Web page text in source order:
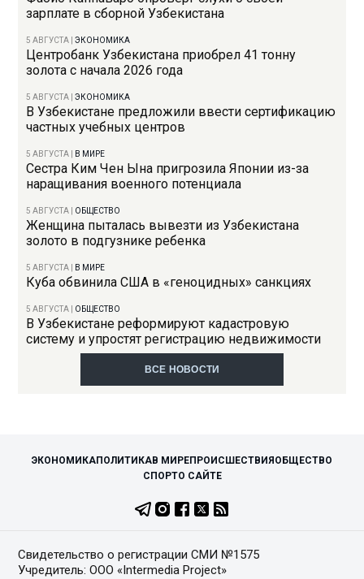
зарплате в сборной Узбекистана
5 АВГУСТА |ЭКОНОМИКА
Центробанк Узбекистана приобрел 41 тонну
золота с начала 2026 года
5 АВГУСТА |ЭКОНОМИКА
В Узбекистане предложили ввести сертификацию
частных учебных центров
5 АВГУСТА В МИРЕ
Сестра Ким Чен Ына пригрозила Японии из-за
наращивания военного потенциала
5 АВГУСТА ОБЩЕСТВО
Женщина пыталась вывезти из Узбекистана
золото в подгузнике ребенка
5 АВГУСТА В МИРЕ
Куба обвинила США в «геноцидных» санкциях
5 АВГУСТА ОБЩЕСТВО
В Узбекистане реформируют кадастровую
систему и упростят регистрацию недвижимости
ВСЕ НОВОСТИ
ЭКОНОМИКАПОЛИТИКАВ МИРЕПРОИСШЕСТВИЯ ОБЩЕСТВО
СПОРТО САЙТЕ
Свидетельство о регистрации СМИ №1575
Учредитель: ООО «Intermedia Project»